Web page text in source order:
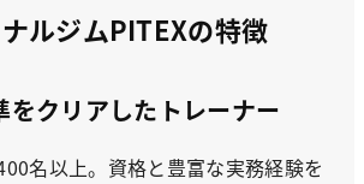
ルジムPITEXの特徴
クリアしたトレーナー
名以上。資格と豊富な実務経験を